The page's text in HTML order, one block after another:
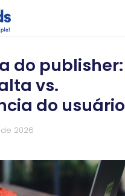
do publisher:
vs.
do usuário
2026